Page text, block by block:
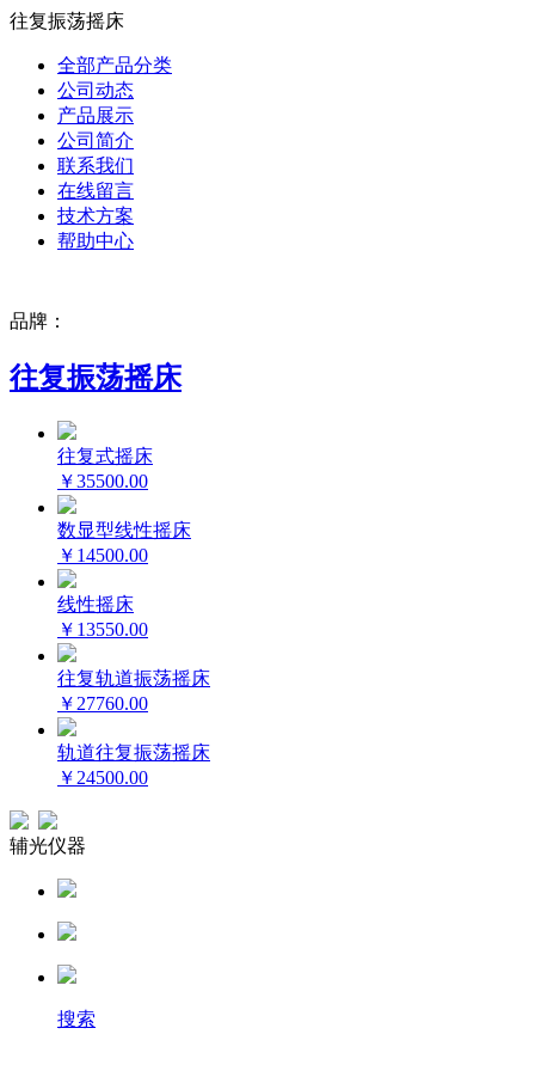
往复振荡摇床
全部产品分类
公司动态
产品展示
公司简介
联系我们
在线留言
技术方案
帮助中心
品牌：
往复振荡摇床
往复式摇床
￥35500.00
数显型线性摇床
￥14500.00
线性摇床
￥13550.00
往复轨道振荡摇床
￥27760.00
轨道往复振荡摇床
￥24500.00
辅光仪器
搜索